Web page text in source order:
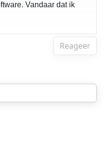
Vandaar dat ik
Reageer